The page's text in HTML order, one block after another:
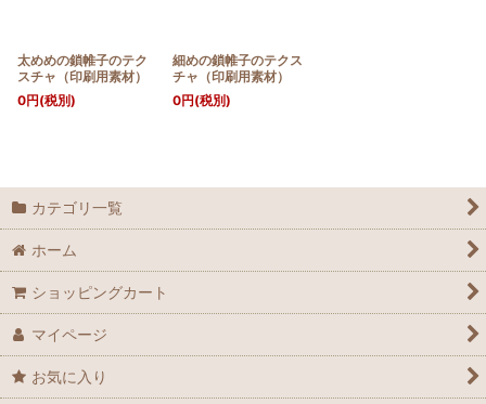
太めめの鎖帷子のテク
スチャ（印刷用素材）
0円(税別)
細めの鎖帷子のテクス
チャ（印刷用素材）
0円(税別)
カテゴリ一覧
ホーム
ショッピングカート
マイページ
お気に入り